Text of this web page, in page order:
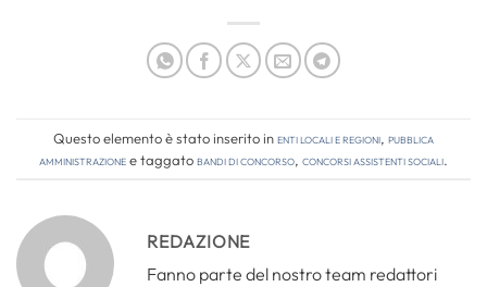
Questo elemento è stato inserito inEnti locali e regioni, Pubblica
amministrazionee taggatobandi di concorso, concorsi assistenti sociali.
REDAZIONE
Fanno parte del nostro team redattori